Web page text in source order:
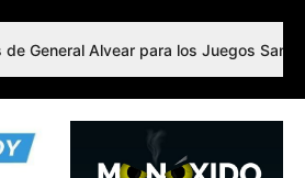
General Alvear para los Juegos